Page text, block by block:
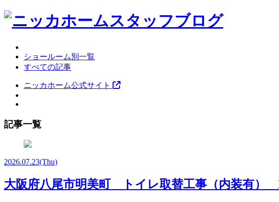
ショールーム別一覧
すべての記事
ニッカホーム公式サイト
記事一覧
2026.07.23(Thu)
大阪府八尾市明美町 トイレ取替工事（内装有）